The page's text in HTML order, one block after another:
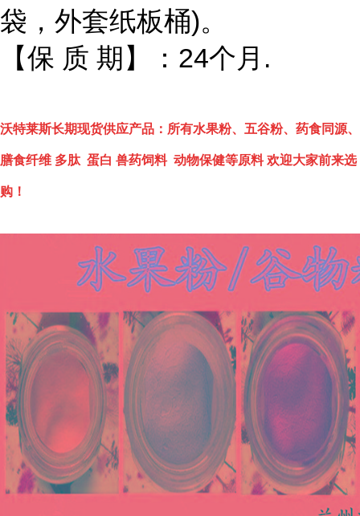
袋，外套纸板桶)。
【保 质 期】：24个月.
沃特莱斯长期现货供应产品：所有水果粉、五谷粉、药食同源、
膳食纤维 多肽 蛋白 兽药饲料 动物保健等原料 欢迎大家前来选
购！